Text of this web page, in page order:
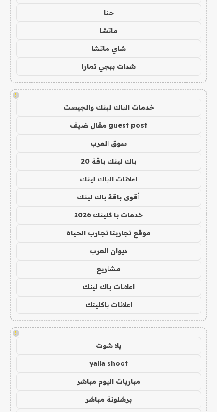
حنا
ماتشا
شاي ماتشا
شدات ببجي تمارا
!
خدمات الباك لينك والجيست
guest post مقال ضيف
سوق العرب
باك لينك باقة 20
اعلانات الباك لينك
أقوى باقة باك لينك
خدمات با كلينك 2026
موقع تجاربنا تجارب الحياه
ديوان العرب
مشاريع
اعلانات باك لينك
اعلانات باكلينك
!
يلا شوت
yalla shoot
مباريات اليوم مباشر
برشلونة مباشر